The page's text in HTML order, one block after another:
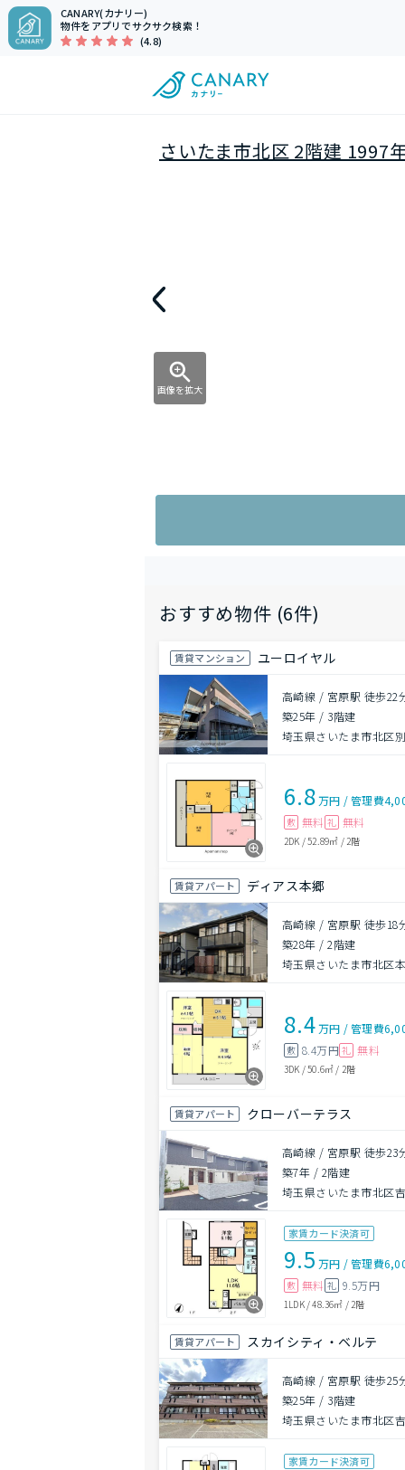
CANARY(カナリー)
物件をアプリでサクサク検索！
(4.8)
さいたま市北区 2階建 1997
画像を拡大
おすすめ物件 (6件)
賃貸マンション ユーロイヤル
高崎線 / 宮原駅 徒歩22
築25年 / 3階建
埼玉県さいたま市北区
6.8万円 /管理費
敷 無料 礼 無料
2DK /52.89㎡ / 2階
賃貸アパート ディアス本郷
高崎線 / 宮原駅 徒歩18
築28年 /2階建
埼玉県さいたま市北区
8.4万円 /管理費
敷 8.4万円 礼 無料
3DK /50.6㎡ / 2階
賃貸アパート クローバーテラス
高崎線 / 宮原駅 徒歩23
築7年 / 2階建
埼玉県さいたま市北区
家賃カード決済可
9.5 万円 /管理費
敷 無料 礼 9.5万円
1LDK/48.36㎡ /2階
賃貸アパート スカイシティ・ベルテ
高崎線 / 宮原駅 徒歩25
築25年 / 3階建
埼玉県さいたま市北区
家賃カード決済可